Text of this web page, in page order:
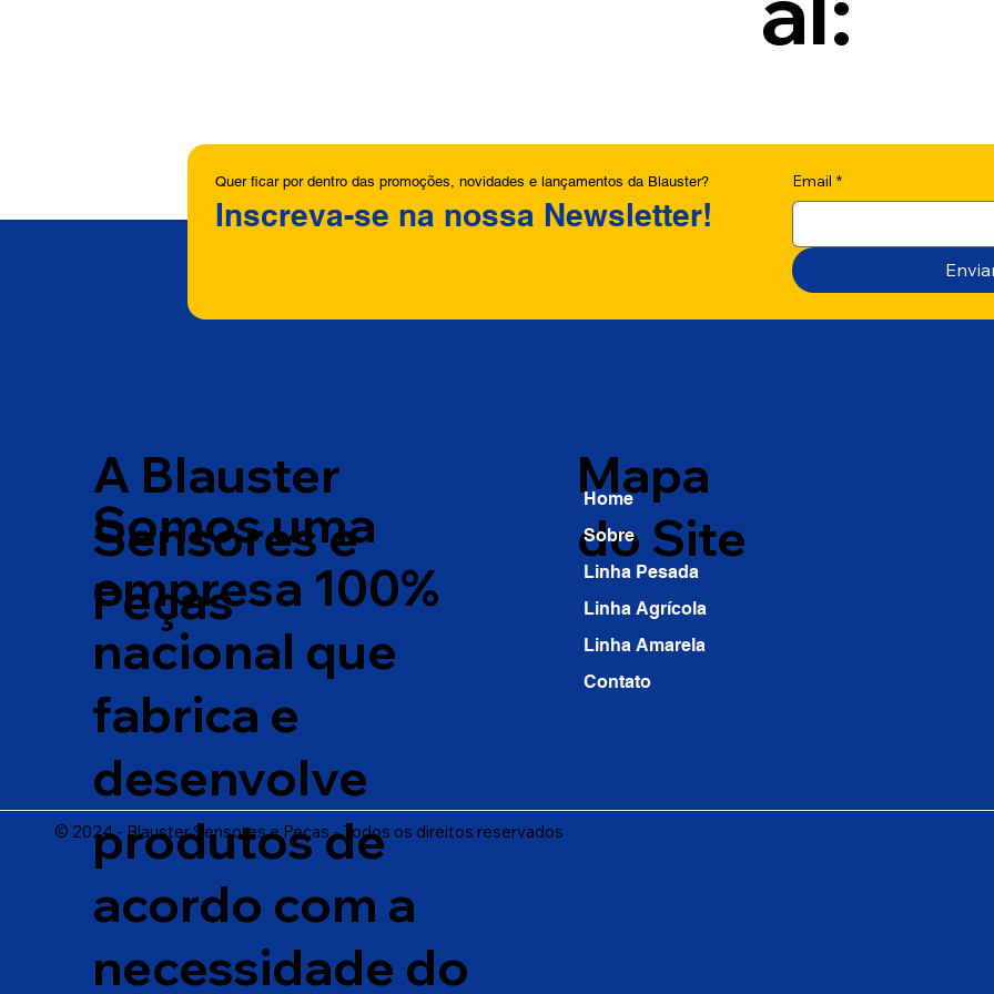
Quer ficar por dentro das promoções, novidades e lançamentos da Blauster?
Inscreva-se na nossa Newsletter!
Email *
© 2024 - Blauster Sensores e Peças - Todos os direitos reservados
A Blauster
Sensores e
Peças
Somos uma
empresa 100%
nacional que
fabrica e
desenvolve
produtos de
acordo com a
necessidade do
Mapa
do Site
Home
Sobre
Linha Pesada
Linha Agrícola
Linha Amarela
Contato